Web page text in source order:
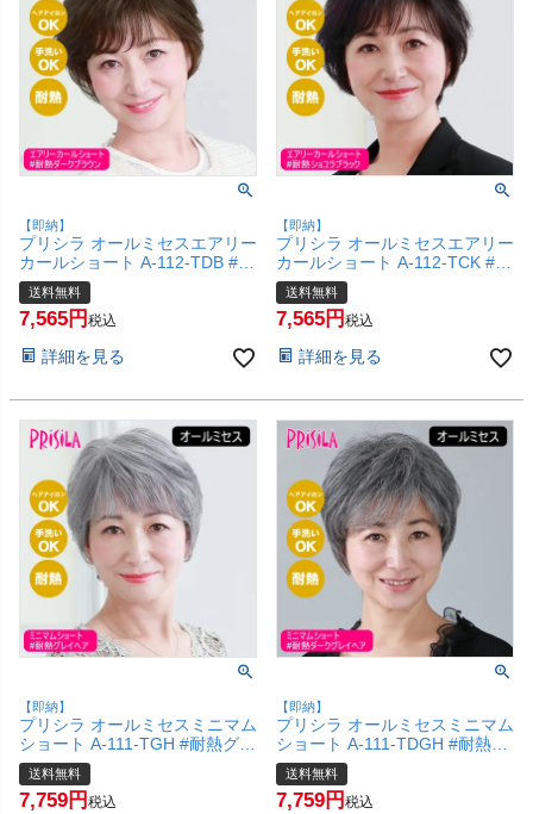
【即納】
プリシラ オールミセスエアリー
カールショート A-112-TDB #耐
熱ダークブラウン 【医療用 フ
ルウィッグ かつら 和装 シニア
白髪隠し 自然 簡単 お手軽 初心
い】【宅配便送料無料】
送料無料
7,565 税込
詳細を見る
【即納】
プリシラ オールミセスエアリー
カールショート A-112-TCK #耐
熱ショコラブラック 【医療用
フルウィッグ かつら 和装 シニ
ア 白髪隠し 自然 簡単 お手軽
けない】【宅配便送料無料】
送料無料
7,565 税込
詳細を見る
【即納】
プリシラ オールミセスミニマム
ショート A-111-TGH #耐熱グ
レイヘア 【医療用 フルウィッ
グ つむじ 人工スキン かつら 和
装 シニア 白髪隠し 自然 簡単
送料無料
7,759 税込
【即納】
プリシラ オールミセスミニマム
ショート A-111-TDGH #耐熱ダ
ークグレイヘア 【医療用 フル
ウィッグ つむじ 人工スキン か
つら 和装 シニア 白髪隠し 自然
送料無料
7,759 税込